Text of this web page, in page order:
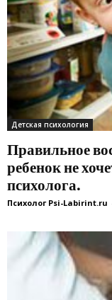
Детская психология
Правильное
ребенок не
психолога.
Психолог Psi-Labirint.ru